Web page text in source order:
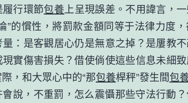
行環節包養上呈現誤差。不用諱言，
”的慣性，將罰款金額同等于法律力度
：是客觀居心仍是無意之掉？是屢教
實傷害損失？借使倘使這些信息未細
，和大眾心中的“那包養桿秤”發生間包
說，不重罰，怎么震懾那些守法行動